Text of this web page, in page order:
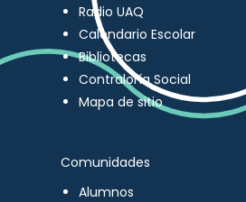
Radio UAQ
Calendario Escolar
Bibliotecas
Contraloría Social
Mapa de sitio
Comunidades
Alumnos